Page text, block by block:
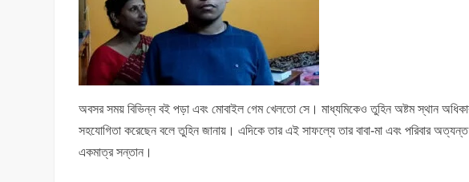
অবসর সময় বিভিন্ন বই পড়া এবং মোবাইল গেম খেলতো সে। মাধ্যমিকেও তুহিন অষ্টম স্থান
সহযোগিতা করেছেন বলে তুহিন জানায়। এদিকে তার এই সাফল্যে তার বাবা-মা এবং পরিবার
একমাত্র সন্তান।